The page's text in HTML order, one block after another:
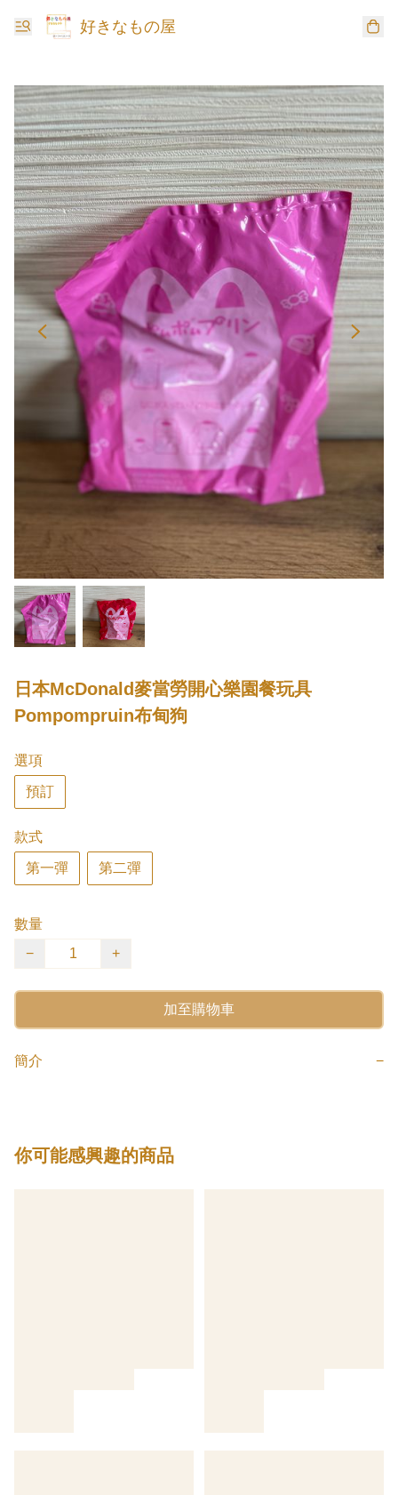
好きなもの屋
日本McDonald麥當勞開心樂園餐玩具
Pompompruin布甸狗
選項
預訂
款式
第一彈 第二彈
數量
−
+
加至購物車
簡介 −
你可能感興趣的商品